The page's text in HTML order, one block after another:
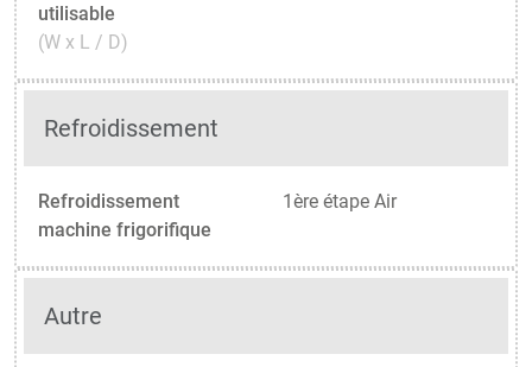
utilisable
(W x L / D)
Refroidissement
Refroidissement
machine frigorifique
1ère étape Air
Autre